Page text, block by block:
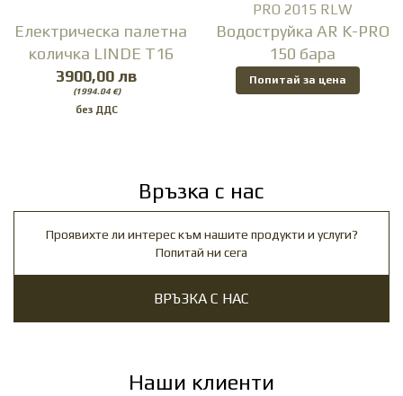
Електрическа палетна
количка LINDE T16
3900,00 лв
(1994.04 €)
Водоструйка AR K-PRO
150 бара
Попитай за цена
Връзка с нас
Проявихте ли интерес към нашите продукти и услуги?
Попитай ни сега
ВРЪЗКА С НАС
Наши клиенти